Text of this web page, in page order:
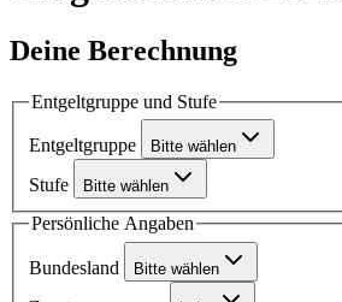
Deine Berechnung
Entgeltgruppe und Stufe
Entgeltgruppe Bitte wählen
Stufe Bitte wählen
Persönliche Angaben
Bundesland Bitte wählen